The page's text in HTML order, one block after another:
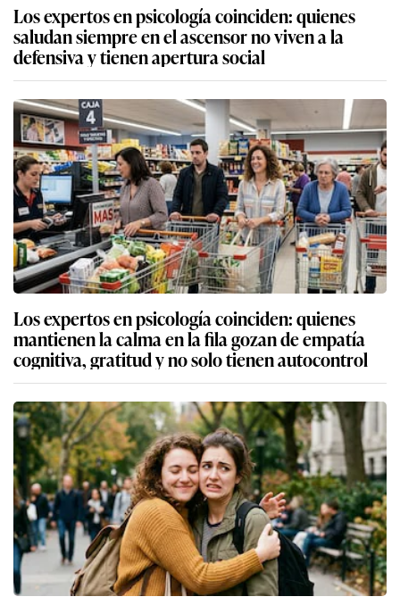
Los expertos en psicología coinciden: quienes
saludan siempre en el ascensor no viven a la
defensiva y tienen apertura social
Los expertos en psicología coinciden: quienes
mantienen la calma en la fila gozan de empatía
cognitiva, gratitud y no solo tienen autocontrol